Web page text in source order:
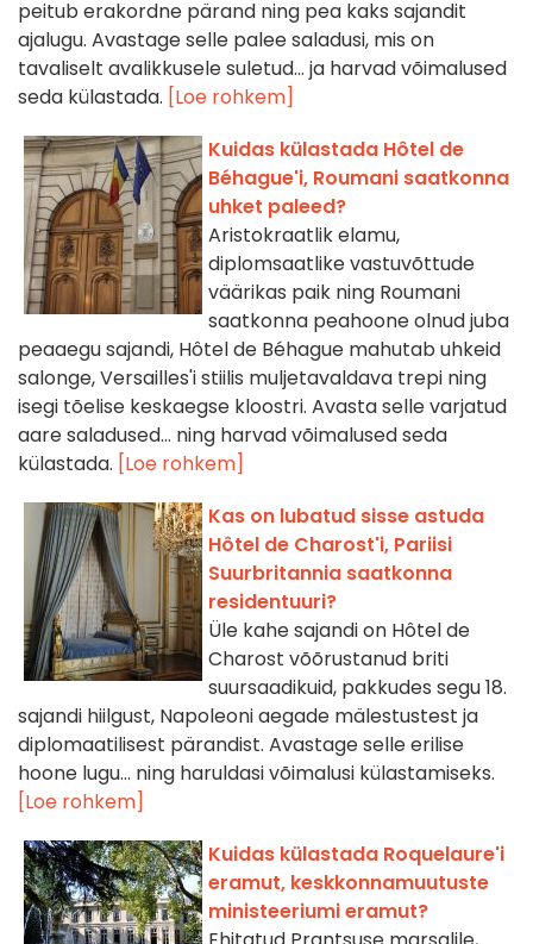
peitub erakordne pärand ning pea kaks sajandit
ajalugu. Avastage selle palee saladusi, mis on
tavaliselt avalikkusele suletud… ja harvad võimalused
seda külastada. [Loe rohkem]
Kuidas külastada Hôtel de
Béhague'i, Roumani saatkonna
uhket paleed?
Aristokraatlik elamu,
diplomsaatlike vastuvõttude
väärikas paik ning Roumani
saatkonna peahoone olnud juba
peaaegu sajandi, Hôtel de Béhague mahutab uhkeid
salonge, Versailles'i stiilis muljetavaldava trepi ning
isegi tõelise keskaegse kloostri. Avasta selle varjatud
aare saladused… ning harvad võimalused seda
külastada. [Loe rohkem]
Kas on lubatud sisse astuda
Hôtel de Charost'i, Pariisi
Suurbritannia saatkonna
residentuuri?
Üle kahe sajandi on Hôtel de
Charost võõrustanud briti
suursaadikuid, pakkudes segu 18.
sajandi hiilgust, Napoleoni aegade mälestustest ja
diplomaatilisest pärandist. Avastage selle erilise
hoone lugu… ning haruldasi võimalusi külastamiseks.
[Loe rohkem]
Kuidas külastada Roquelaure'i
eramut, keskkonnamuutuste
ministeeriumi eramut?